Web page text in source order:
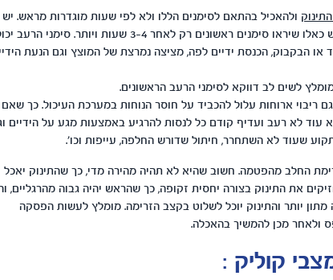
ולהאכיל בהתאם לסימנים הללו ולא לפי שעות מוגדרות מראש. יש
תינוקות שיזדקקו לארוחה לאחר שעתיים ויש כאלו שיראו סימנים ראשונים רק לאחר 3-4 שעות ויותר. סימני
הבקבוק, הכנסת ידיים לפה, מציצה נמרצת של המוצץ וגם הנעת
לשים לב דווקא לסימני הרעב הראשונים.
ריבוי ארוחות עלול להכביד על חוסר הנוחות במערכת העיכול. כך שאם
עוד לא רעב ועדיף קודם כל לנסות להרגיע באמצעות מגע על הידיים
שעוד לא השתחרר, חיתול שדורש החלפה, עייפות וכו'.
החלב מהפטמה. חשוב שהיא לא תהיה מהירה מדי, כך שהתינוק יאכל
את התינוק בצורה יחסית זקופה, כך שהראש יהיה גבוה מהרגליים,
יותר והתינוק יוכל לשלוט בקצב הזרימה. מומלץ לעשות הפסקה
ולאחר מכן להמשיך בהאכלה.
קוליק :